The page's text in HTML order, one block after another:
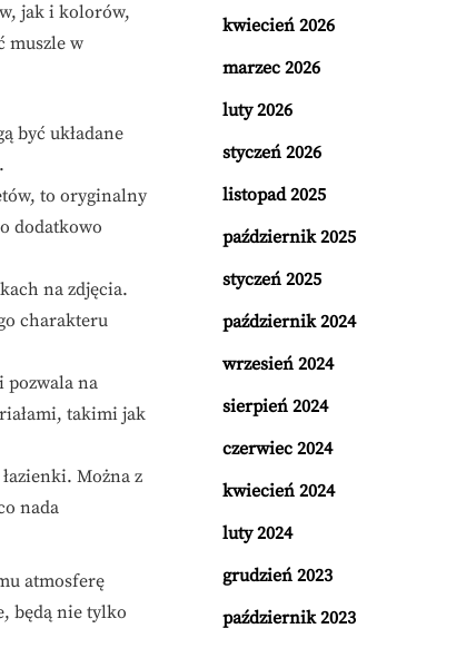
jak i kolorów,
muszle w
być układane
to oryginalny
dodatkowo
na zdjęcia.
charakteru
pozwala na
takimi jak
Można z
nada
atmosferę
będą nie tylko
kwiecień 2026
marzec 2026
luty 2026
styczeń 2026
listopad 2025
październik 2025
styczeń 2025
październik 2024
wrzesień 2024
sierpień 2024
czerwiec 2024
kwiecień 2024
luty 2024
grudzień 2023
październik 2023